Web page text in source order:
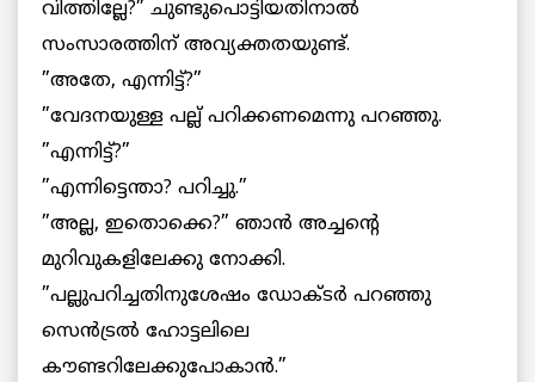
വിത്തില്ലേ?” ചുണ്ടുപൊട്ടിയതിനാല്‍
സംസാരത്തിന് അവ്യക്തതയുണ്ട്.
”അതേ, എന്നിട്ട്?”
”വേദനയുള്ള പല്ല് പറിക്കണമെന്നു പറഞ്ഞു.
”എന്നിട്ട്?”
”എന്നിട്ടെന്താ? പറിച്ചു.”
”അല്ല, ഇതൊക്കെ?” ഞാന്‍ അച്ചന്റെ
മുറിവുകളിലേക്കു നോക്കി.
”പല്ലുപറിച്ചതിനുശേഷം ഡോക്ടര്‍ പറഞ്ഞു
സെന്‍ട്രല്‍ ഹോട്ടലിലെ
കൗണ്ടറിലേക്കുപോകാന്‍.”